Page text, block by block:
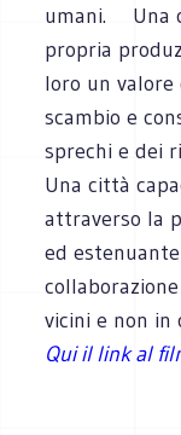
umani. Una
propria
loro un valore
scambio e
sprechi e dei
Una città
attraverso la
ed
vicini e non in
Qui il link al